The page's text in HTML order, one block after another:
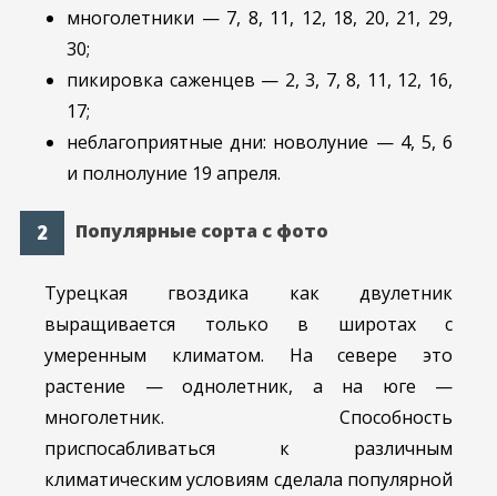
многолетники — 7, 8, 11, 12, 18, 20, 21, 29,
30;
пикировка саженцев — 2, 3, 7, 8, 11, 12, 16,
17;
неблагоприятные дни: новолуние — 4, 5, 6
и полнолуние 19 апреля.
Популярные сорта с фото
Турецкая гвоздика как двулетник
выращивается только в широтах с
умеренным климатом. На севере это
растение — однолетник, а на юге —
многолетник. Способность
приспосабливаться к различным
климатическим условиям сделала популярной